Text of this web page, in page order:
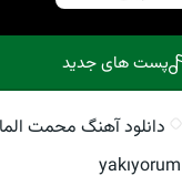
پست های جدید
yakıyorum